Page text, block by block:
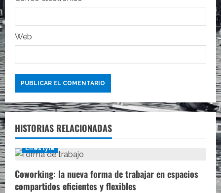
d
a
s
Web
HISTORIAS RELACIONADAS
Lifestyle
Coworking: la nueva forma de trabajar en espacios
compartidos eficientes y flexibles